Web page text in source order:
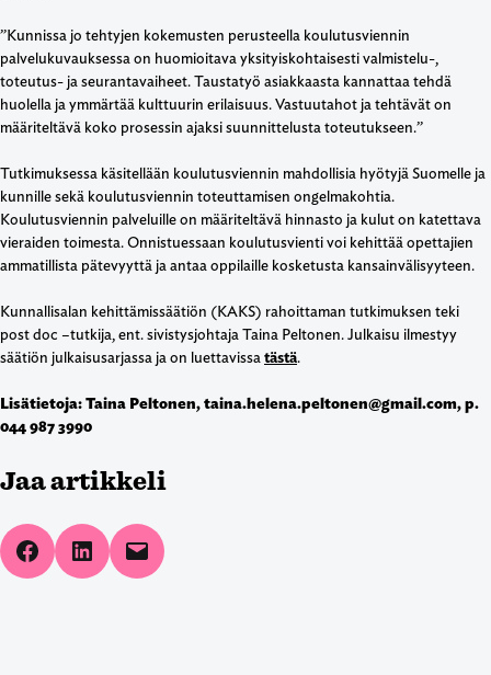
”Kunnissa jo tehtyjen kokemusten perusteella koulutusviennin
palvelukuvauksessa on huomioitava yksityiskohtaisesti valmistelu-,
toteutus- ja seurantavaiheet. Taustatyö asiakkaasta kannattaa tehdä
huolella ja ymmärtää kulttuurin erilaisuus. Vastuutahot ja tehtävät on
määriteltävä koko prosessin ajaksi suunnittelusta toteutukseen.”
Tutkimuksessa käsitellään koulutusviennin mahdollisia hyötyjä Suomelle ja
kunnille sekä koulutusviennin toteuttamisen ongelmakohtia.
Koulutusviennin palveluille on määriteltävä hinnasto ja kulut on katettava
vieraiden toimesta. Onnistuessaan koulutusvienti voi kehittää opettajien
ammatillista pätevyyttä ja antaa oppilaille kosketusta kansainvälisyyteen.
Kunnallisalan kehittämissäätiön (KAKS) rahoittaman tutkimuksen teki
post doc –tutkija, ent. sivistysjohtaja Taina Peltonen. Julkaisu ilmestyy
säätiön julkaisusarjassa ja on luettavissatästä.
Lisätietoja: Taina Peltonen, taina.helena.peltonen@gmail.com, p.
044 987 3990
Jaa artikkeli
Share on Facebook
Share on LinkedIn
Email this Page